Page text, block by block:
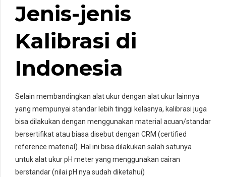
Jenis-jenis
Kalibrasi di
Indonesia
Selain membandingkan alat ukur dengan alat ukur lainnya
yang mempunyai standar lebih tinggi kelasnya, kalibrasi juga
bisa dilakukan dengan menggunakan material acuan/standar
bersertifikat atau biasa disebut dengan CRM (certified
reference material). Hal ini bisa dilakukan salah satunya
untuk alat ukur pH meter yang menggunakan cairan
berstandar (nilai pH nya sudah diketahui)